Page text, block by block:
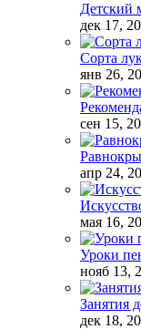
Детский
дек 17,
Сорта
янв 26,
сен 15,
апр 24,
мая 16,
Уроки
нояб 13,
Занятия
дек 18,